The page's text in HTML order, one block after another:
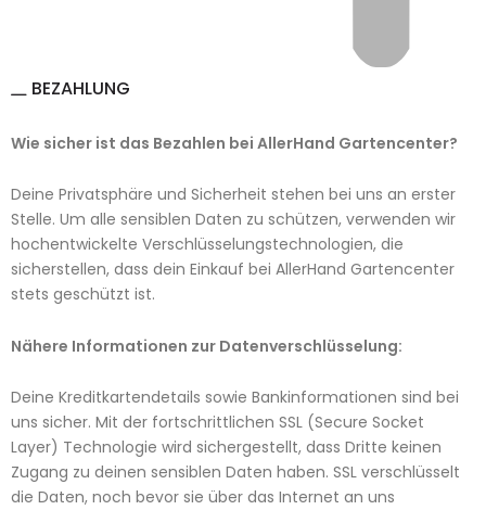
BEZAHLUNG
Wie sicher ist das Bezahlen bei AllerHand Gartencenter?
Deine Privatsphäre und Sicherheit stehen bei uns an erster
Stelle. Um alle sensiblen Daten zu schützen, verwenden wir
hochentwickelte Verschlüsselungstechnologien, die
sicherstellen, dass dein Einkauf bei AllerHand Gartencenter
stets geschützt ist.
Nähere Informationen zur Datenverschlüsselung:
Deine Kreditkartendetails sowie Bankinformationen sind bei
uns sicher. Mit der fortschrittlichen SSL (Secure Socket
Layer) Technologie wird sichergestellt, dass Dritte keinen
Zugang zu deinen sensiblen Daten haben. SSL verschlüsselt
die Daten, noch bevor sie über das Internet an uns